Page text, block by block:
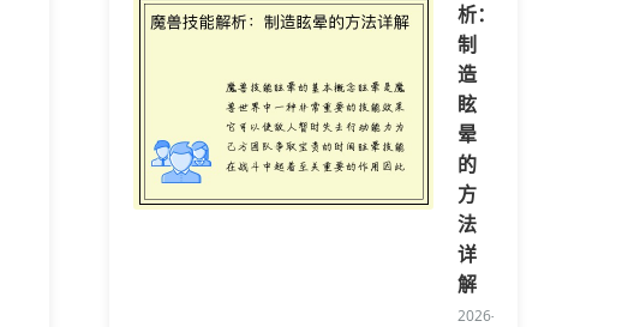
析：
制
造
眩
晕
的
方
法
详
解
2026-05-10